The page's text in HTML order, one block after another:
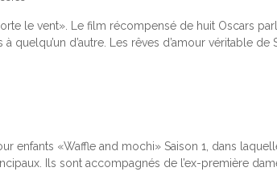
le vent». Le film récompensé de huit Oscars
quelqu’un d’autre. Les rêves d’amour véritable
enfants «Waffle and mochi» Saison 1, dans
Ils sont accompagnés de l’ex-première